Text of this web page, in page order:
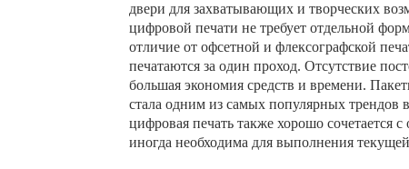
двери для захватывающих и творческих
цифровой печати не требует отдельной
отличие от офсетной и флексографской
печатаются за один проход. Отсутствие
большая экономия средств и времени.
стала одним из самых популярных трендов
цифровая печать также хорошо сочетается
иногда необходима для выполнения